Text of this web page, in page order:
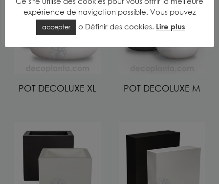
POT DECOLUXE XL POT DECOLUXE M
expérience de navigation possible. Vous pouvez
accepter o Définir des cookies. Lire plus